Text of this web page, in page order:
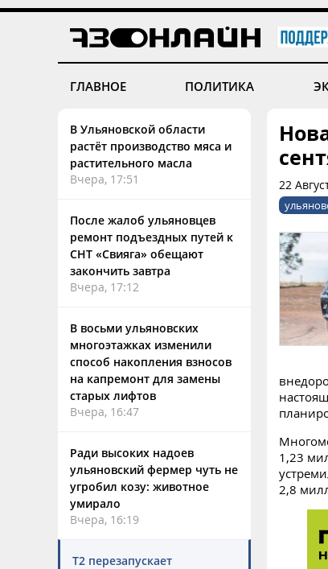
ГЛАВНОЕ ПОЛИТИКА
В Ульяновской области
растёт производство мяса и
растительного масла
Вчера, 17:51
После жалоб ульяновцев
ремонт подъездных путей к
СНТ «Свияга» обещают
закончить завтра
Вчера, 17:12
В восьми ульяновских
многоэтажках изменили
способ накопления взносов
на капремонт для замены
старых лифтов
Вчера, 16:47
Ради высоких надоев
ульяновский фермер чуть не
угробил козу: животное
умирало
Вчера, 16:19
Т2 перезапускает
22
1,23
2,8